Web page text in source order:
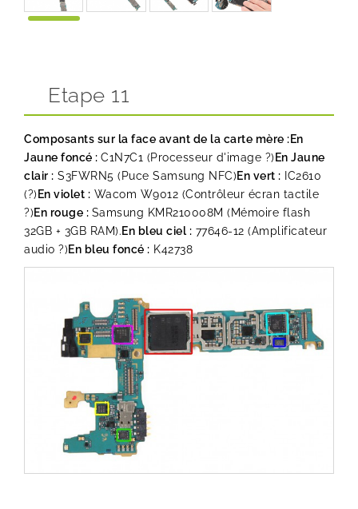
Etape 11
Composants sur la face avant de la carte mère :En
Jaune foncé : C1N7C1 (Processeur d'image ?)En Jaune
clair : S3FWRN5 (Puce Samsung NFC)En vert : IC2610
(?)En violet : Wacom W9012 (Contrôleur écran tactile
?)En rouge : Samsung KMR210008M (Mémoire flash
32GB + 3GB RAM).En bleu ciel : 77646-12 (Amplificateur
audio ?)En bleu foncé : K42738